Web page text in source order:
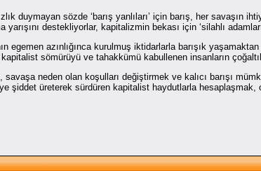
duymayan sözde ‘barış yanlıları’ için barış, her savaşın
destekliyorlar, kapitalizmin bekası için ‘silahlı
azınlığınca kurulmuş iktidarlarla barışık yaşamaktan
sömürüyü ve tahakkümü kabullenen insanların
neden olan koşulları değiştirmek ve kalıcı barışı
şiddet üreterek sürdüren kapitalist haydutlarla